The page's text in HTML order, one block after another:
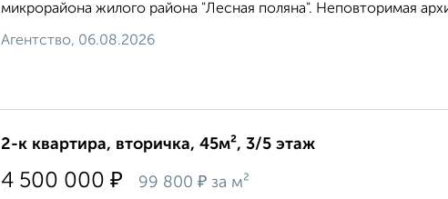
микрорайона жилого района "Лесная поляна". Неповторимая
Агентство, 06.08.2026
2-к квартира, вторичка, 45м², 3/5 этаж
4 500 000 ₽ 99 800 ₽ за м²